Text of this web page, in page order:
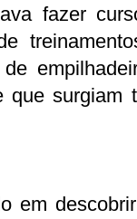
fazer
que surgiam
em